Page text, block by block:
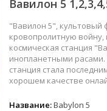
2026
2025
2024
2023
2022
Вавилон 5
"Вавилон 5", культовый
кровопролитную войну,
космическая станция
инопланетными расами.
станция стала
хорошем качестве
Название:Babylon 5